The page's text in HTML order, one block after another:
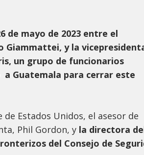
de mayo de 2023 entre el
Giammattei, y la
un grupo de funcionarios
Guatemala para cerrar este
Estados Unidos, el asesor de
Phil Gordon, y la directora
del Consejo de